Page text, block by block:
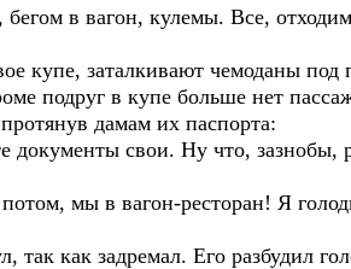
в вагон, кулемы. Все,
купе, заталкивают чемоданы
подруг в купе больше нет
дамам их паспорта:
документы свои. Ну что,
мы в вагон-ресторан! Я
так как задремал. Его разбудил